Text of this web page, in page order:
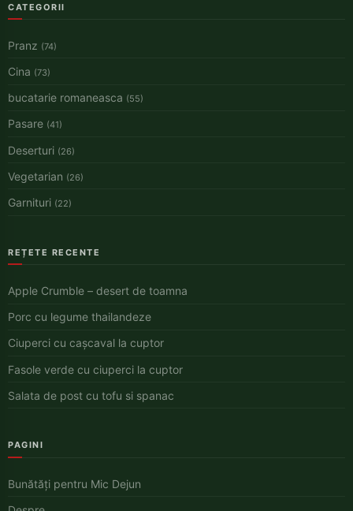
CATEGORII
Pranz (74)
Cina (73)
bucatarie romaneasca (55)
Pasare (41)
Deserturi (26)
Vegetarian (26)
Garnituri (22)
REȚETE RECENTE
Apple Crumble – desert de toamna
Porc cu legume thailandeze
Ciuperci cu cașcaval la cuptor
Fasole verde cu ciuperci la cuptor
Salata de post cu tofu si spanac
PAGINI
Bunătăți pentru Mic Dejun